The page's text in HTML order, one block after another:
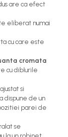
are ca efect
eliberat numai
cu care este
cromata
cu diblurile
si
dispune de un
parei de
se